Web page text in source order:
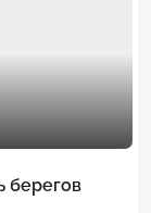
берегов